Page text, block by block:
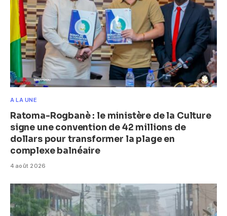
A LA UNE
Ratoma-Rogbanè : le ministère de la Culture
signe une convention de 42 millions de
dollars pour transformer la plage en
complexe balnéaire
4 août 2026